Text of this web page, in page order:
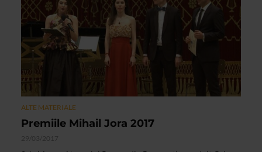
ALTE MATERIALE
Premiile Mihail Jora 2017
29/03/2017